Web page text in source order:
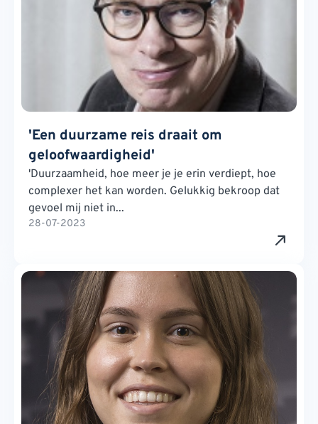
'Een duurzame reis draait om
geloofwaardigheid'
'Duurzaamheid, hoe meer je je erin verdiept, hoe
complexer het kan worden. Gelukkig bekroop dat
gevoel mij niet in...
28-07-2023